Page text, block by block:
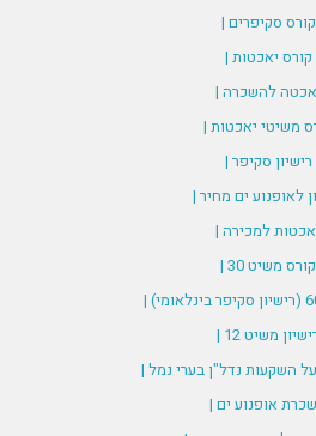
קורס סקיפרים |
קורס יאכטות |
להשכרה |
משיטי יאכטות |
רישיון סקיפר |
לאופנוע ים מחיר |
למכירה |
קורס משיט 30 |
משיט 12 |
השקעות נדל"ן בערי נמל |
אופנוע ים |